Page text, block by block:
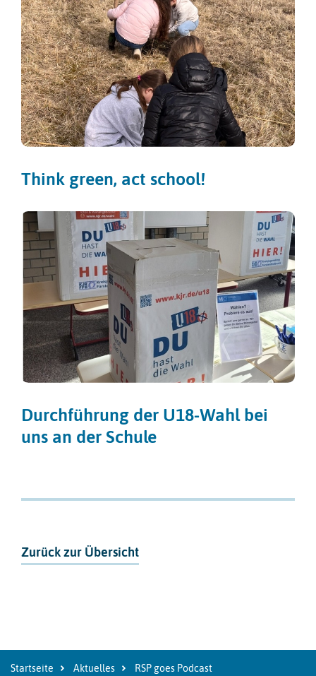
Think green, act school!
Durchführung der U18-Wahl bei
uns an der Schule
Zurück zur Übersicht
Startseite Aktuelles RSP goes Podcast